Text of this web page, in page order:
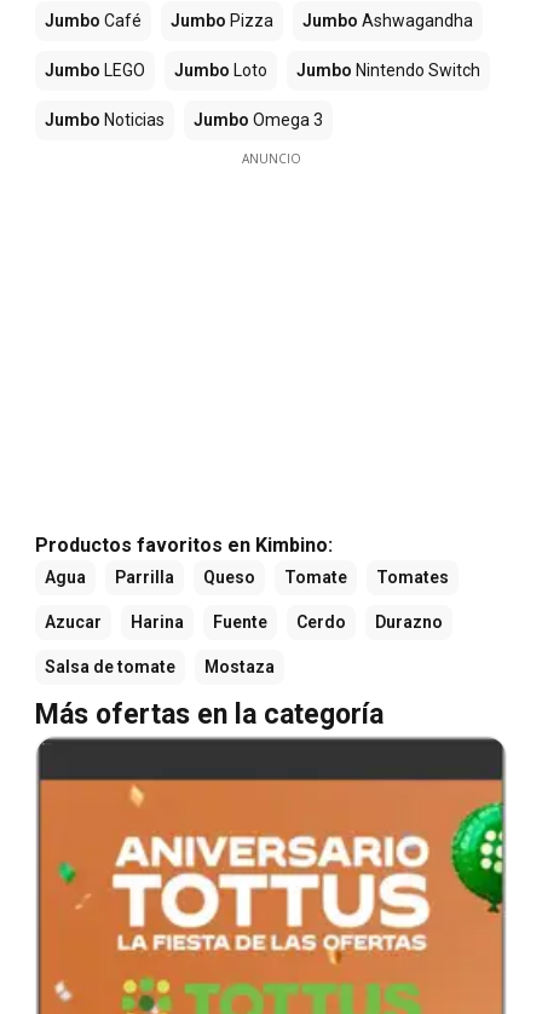
Jumbo Café Jumbo Pizza Jumbo Ashwagandha
Jumbo LEGO Jumbo Loto Jumbo Nintendo Switch
Jumbo Noticias Jumbo Omega 3
ANUNCIO
Productos favoritos en Kimbino:
Agua Parrilla Queso Tomate Tomates
Azucar Harina Fuente Cerdo Durazno
Salsa de tomate Mostaza
Más ofertas en la categoría